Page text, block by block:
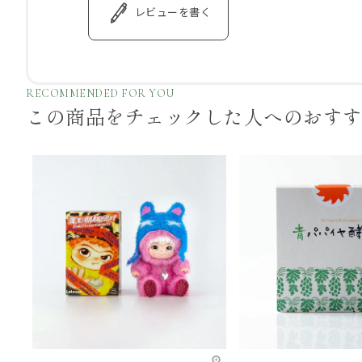
レビューを書く
RECOMMENDED FOR YOU
この商品をチェックした 人へのおす